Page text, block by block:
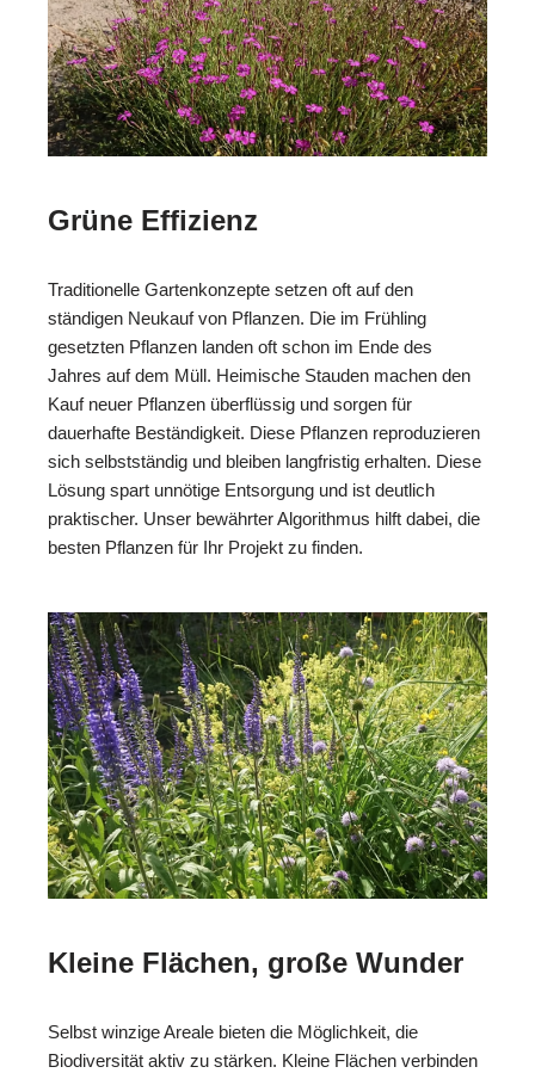
Grüne Effizienz
Traditionelle Gartenkonzepte setzen oft auf den
ständigen Neukauf von Pflanzen. Die im Frühling
gesetzten Pflanzen landen oft schon im Ende des
Jahres auf dem Müll. Heimische Stauden machen den
Kauf neuer Pflanzen überflüssig und sorgen für
dauerhafte Beständigkeit. Diese Pflanzen reproduzieren
sich selbstständig und bleiben langfristig erhalten. Diese
Lösung spart unnötige Entsorgung und ist deutlich
praktischer. Unser bewährter Algorithmus hilft dabei, die
besten Pflanzen für Ihr Projekt zu finden.
Kleine Flächen, große Wunder
Selbst winzige Areale bieten die Möglichkeit, die
Biodiversität aktiv zu stärken. Kleine Flächen verbinden